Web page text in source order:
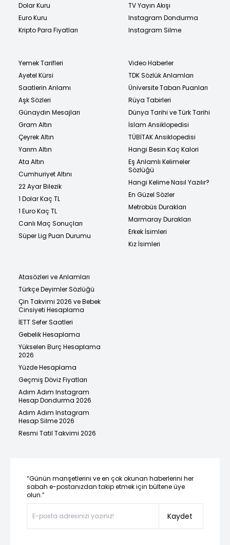
Dolar Kuru
Euro Kuru
Kripto Para Fiyatları
TV Yayın Akışı
Instagram Dondurma
Instagram Silme
Yemek Tarifleri
Ayetel Kürsi
Saatlerin Anlamı
Aşk Sözleri
Günaydın Mesajları
Gram Altın
Çeyrek Altın
Yarım Altın
Ata Altın
Cumhuriyet Altını
22 Ayar Bilezik
1 Dolar Kaç TL
1 Euro Kaç TL
Canlı Maç Sonuçları
Süper Lig Puan Durumu
Video Haberler
TDK Sözlük Anlamları
Üniversite Taban Puanları
Rüya Tabirleri
Dünya Tarihi ve Türk Tarihi
İslam Ansiklopedisi
TÜBİTAK Ansiklopedisi
Hangi Besin Kaç Kalori
Eş Anlamlı Kelimeler
Sözlüğü
Hangi Kelime Nasıl Yazılır?
En Güzel Sözler
Metrobüs Durakları
Marmaray Durakları
Erkek İsimleri
Kız İsimleri
Atasözleri ve Anlamları
Türkçe Deyimler Sözlüğü
Çin Takvimi 2026 ve Bebek
Cinsiyeti Hesaplama
İETT Sefer Saatleri
Gebelik Hesaplama
Yükselen Burç Hesaplama
2026
Yüzde Hesaplama
Geçmiş Döviz Fiyatları
Adım Adım Instagram
Hesap Dondurma 2026
Adım Adım Instagram
Hesap Silme 2026
Resmi Tatil Takvimi 2026
“Günün manşetlerini ve en çok okunan haberlerini her
sabah e-postanızdan takip etmek için bültene üye
olun.”
Kaydet